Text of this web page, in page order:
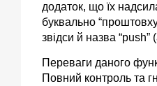
додаток, що їх
буквально
звідси й назва “push” (
Переваги даного
Повний контроль та